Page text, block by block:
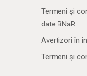
Termeni și
date BNaR
Avertizori în
Termeni și